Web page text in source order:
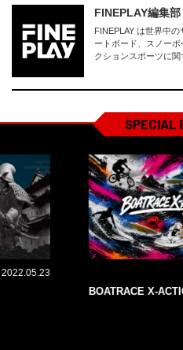
FINEPLAY編集部
FINEPLAY は世界中
ートボード、スノー
クションスポーツに
SPECIAL
2022.05.23
BOATRACE X-